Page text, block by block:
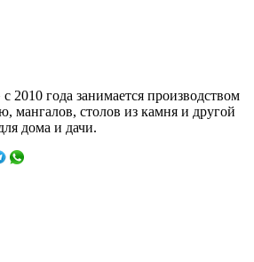
2010 года занимается производством
мангалов, столов из камня и другой
дома и дачи.